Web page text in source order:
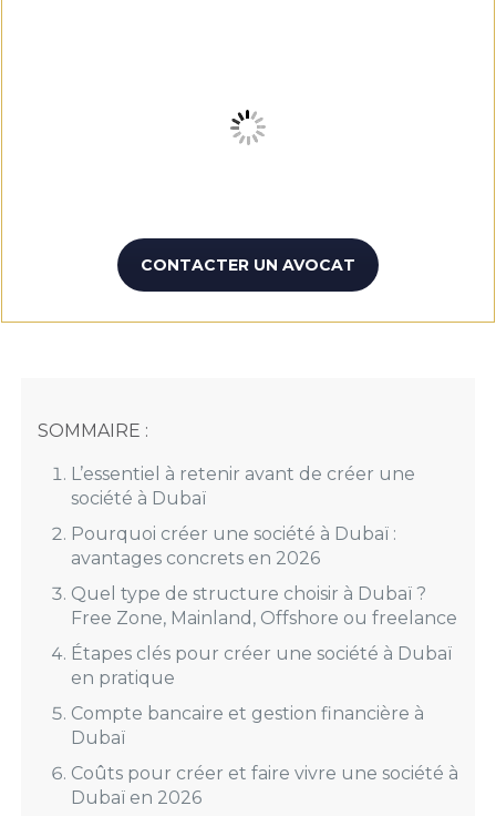
CONTACTER UN AVOCAT
SOMMAIRE :
L’essentiel à retenir avant de créer une
société à Dubaï
Pourquoi créer une société à Dubaï :
avantages concrets en 2026
Quel type de structure choisir à Dubaï ?
Free Zone, Mainland, Offshore ou freelance
Étapes clés pour créer une société à Dubaï
en pratique
Compte bancaire et gestion financière à
Dubaï
Coûts pour créer et faire vivre une société à
Dubaï en 2026